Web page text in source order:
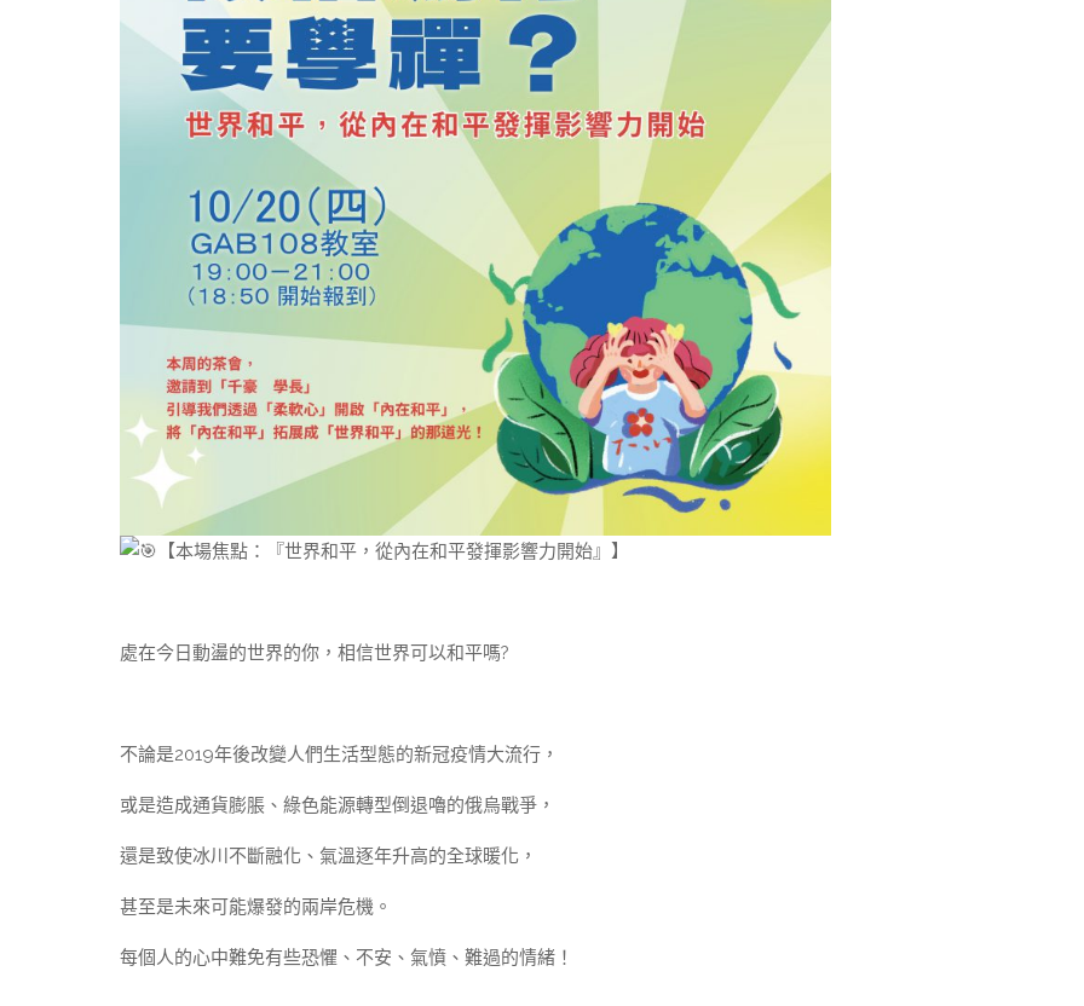
【本場焦點：『世界和平，從內在和平發揮影響力開始』】
處在今日動盪的世界的你，相信世界可以和平嗎?
不論是2019年後改變人們生活型態的新冠疫情大流行，
或是造成通貨膨脹、綠色能源轉型倒退嚕的俄烏戰爭，
還是致使冰川不斷融化、氣溫逐年升高的全球暖化，
甚至是未來可能爆發的兩岸危機。
每個人的心中難免有些恐懼、不安、氣憤、難過的情緒！